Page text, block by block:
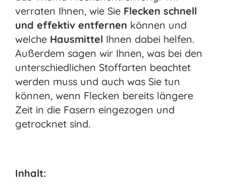
verraten Ihnen, wie Sie Flecken schnell
und effektiv entfernen können und
welche Hausmittel Ihnen dabei helfen.
Außerdem sagen wir Ihnen, was bei den
unterschiedlichen Stoffarten beachtet
werden muss und auch was Sie tun
können, wenn Flecken bereits längere
Zeit in die Fasern eingezogen und
getrocknet sind.
Inhalt: